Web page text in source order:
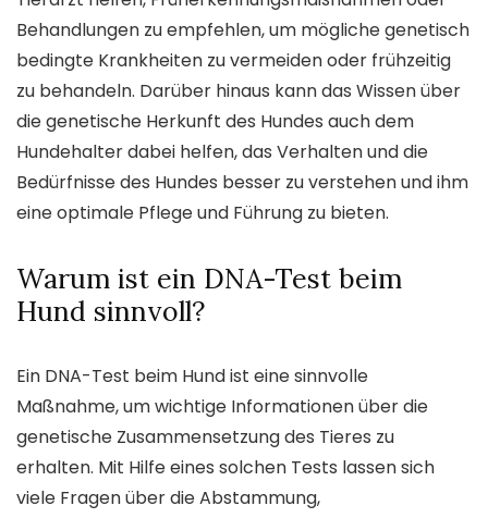
Behandlungen zu empfehlen, um mögliche genetisch
bedingte Krankheiten zu vermeiden oder frühzeitig
zu behandeln. Darüber hinaus kann das Wissen über
die genetische Herkunft des Hundes auch dem
Hundehalter dabei helfen, das Verhalten und die
Bedürfnisse des Hundes besser zu verstehen und ihm
eine optimale Pflege und Führung zu bieten.
Warum ist ein DNA-Test beim
Hund sinnvoll?
Ein DNA-Test beim Hund ist eine sinnvolle
Maßnahme, um wichtige Informationen über die
genetische Zusammensetzung des Tieres zu
erhalten. Mit Hilfe eines solchen Tests lassen sich
viele Fragen über die Abstammung,